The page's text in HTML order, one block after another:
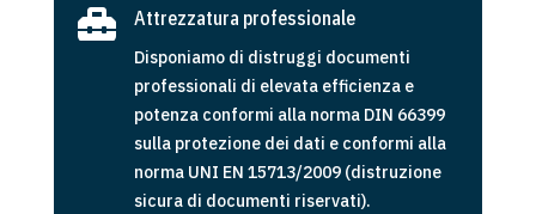
 Attrezzatura professionale
Disponiamo di distruggi documenti
professionali di elevata efficienza e
potenza conformi alla norma DIN 66399
sulla protezione dei dati e conformi alla
norma UNI EN 15713/2009 (distruzione
sicura di documenti riservati).